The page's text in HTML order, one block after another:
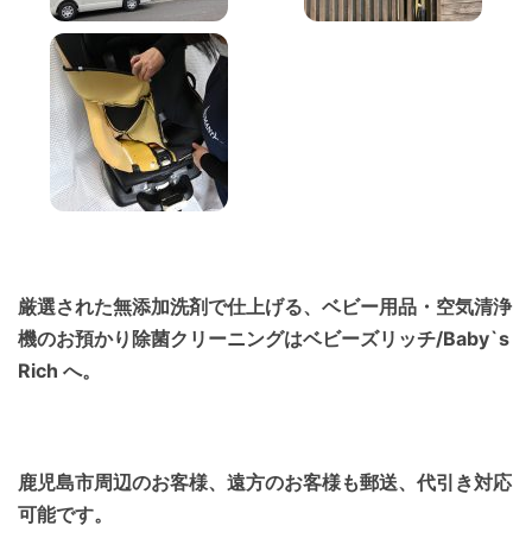
厳選された無添加洗剤で仕上げる、ベビー用品・空気清浄
機のお預かり除菌クリーニングはベビーズリッチ/Baby`s
Rich へ。
鹿児島市周辺のお客様、遠方のお客様も郵送、代引き対応
可能です。